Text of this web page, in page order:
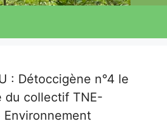
: Détoccigène n°4 le
du collectif TNE-
Environnement